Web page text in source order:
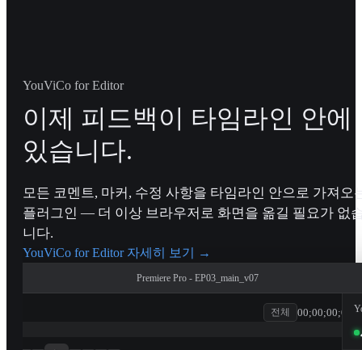
YouViCo for Editor
이제 피드백이 타임라인 안에
있습니다.
모든 코멘트, 마커, 수정 사항을 타임라인 안으로 가져오
플러그인 — 더 이상 브라우저로 화면을 옮길 필요가 없
니다.
YouViCo for Editor 자세히 보기 →
Premiere Pro - EP03_main_v07
전체 00;00;00;00